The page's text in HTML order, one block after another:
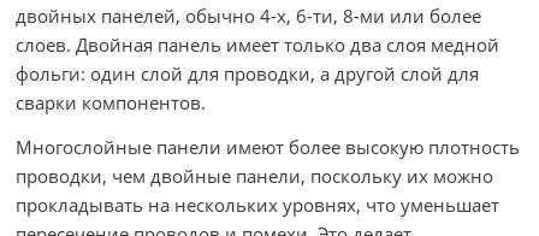
двойных панелей, обычно 4-х, 6-ти, 8-ми или более
слоев. Двойная панель имеет только два слоя медной
фольги: один слой для проводки, а другой слой для
сварки компонентов.
Многослойные панели имеют более высокую плотность
проводки, чем двойные панели, поскольку их можно
прокладывать на нескольких уровнях, что уменьшает